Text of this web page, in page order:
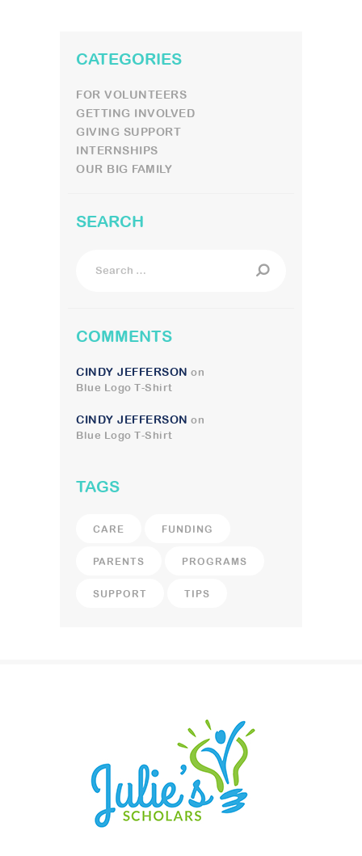
CATEGORIES
FOR VOLUNTEERS
GETTING INVOLVED
GIVING SUPPORT
INTERNSHIPS
OUR BIG FAMILY
SEARCH
COMMENTS
CINDY JEFFERSON on
Blue Logo T-Shirt
CINDY JEFFERSON on
Blue Logo T-Shirt
TAGS
CARE FUNDING
PARENTS PROGRAMS
SUPPORT TIPS